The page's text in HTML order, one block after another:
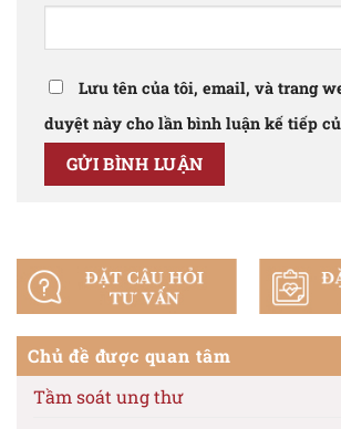
Lưu tên của tôi, email, và trang
duyệt này cho lần bình luận kế tiếp
Chủ đề được quan tâm
Tầm soát ung thư